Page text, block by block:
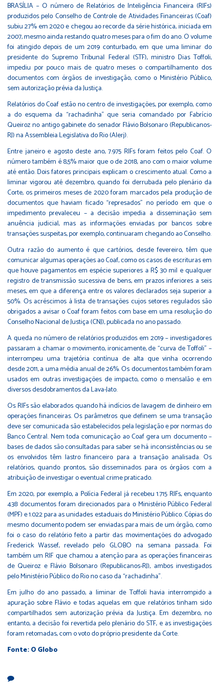
BRASÍLIA – O número de Relatórios de Inteligência Financeira (RIFs)
produzidos pelo Conselho de Controle de Atividades Financeiras (Coaf)
subiu 27% em 2020 e chegou ao recorde da série histórica, iniciada em
2007, mesmo ainda restando quatro meses para o fim do ano. O volume
foi atingido depois de um 2019 conturbado, em que uma liminar do
presidente do Supremo Tribunal Federal (STF), ministro Dias Toffoli,
impediu por pouco mais de quatro meses o compartilhamento dos
documentos com órgãos de investigação, como o Ministério Público,
sem autorização prévia da Justiça.
Relatórios do Coaf estão no centro de investigações, por exemplo, como
a do esquema da “rachadinha” que seria comandado por Fabrício
Queiroz no antigo gabinete do senador Flávio Bolsonaro (Republicanos-
RJ) na Assembleia Legislativa do Rio (Alerj).
Entre janeiro e agosto deste ano, 7.975 RIFs foram feitos pelo Coaf. O
número também é 8,5% maior que o de 2018, ano com o maior volume
até então. Dois fatores principais explicam o crescimento atual. Como a
liminar vigorou até dezembro, quando foi derrubada pelo plenário da
Corte, os primeiros meses de 2020 foram marcados pela produção de
documentos que haviam ficado “represados” no período em que o
impedimento prevaleceu – a decisão impedia a disseminação sem
anuência judicial, mas as informações enviadas por bancos sobre
transações suspeitas, por exemplo, continuaram chegando ao Conselho.
Outra razão do aumento é que cartórios, desde fevereiro, têm que
comunicar algumas operações ao Coaf, como os casos de escrituras em
que houve pagamentos em espécie superiores a R$ 30 mil e qualquer
registro de transmissão sucessiva de bens, em prazos inferiores a seis
meses, em que a diferença entre os valores declarados seja superior a
50%. Os acréscimos à lista de transações cujos setores regulados são
obrigados a avisar o Coaf foram feitos com base em uma resolução do
Conselho Nacional de Justiça (CNJ), publicada no ano passado.
A queda no número de relatórios produzidos em 2019 – investigadores
passaram a chamar o movimento, ironicamente, de “curva de Toffoli” –
interrompeu uma trajetória contínua de alta que vinha ocorrendo
desde 2011, a uma média anual de 26%. Os documentos também foram
usados em outras investigações de impacto, como o mensalão e em
diversos desdobramentos da Lava-Jato.
Os RIFs são elaborados quando há indícios de lavagem de dinheiro em
operações financeiras. Os parâmetros que definem se uma transação
deve ser comunicada são estabelecidos pela legislação e por normas do
Banco Central. Nem toda comunicação ao Coaf gera um documento –
bases de dados são consultadas para saber se há inconsistências ou se
os envolvidos têm lastro financeiro para a transação analisada. Os
relatórios, quando prontos, são disseminados para os órgãos com a
atribuição de investigar o eventual crime praticado.
Em 2020, por exemplo, a Polícia Federal já recebeu 1.715 RIFs, enquanto
438 documentos foram direcionados para o Ministério Público Federal
(MPF) e 1.022 para as unidades estaduais do Ministério Público. Cópias do
mesmo documento podem ser enviadas para mais de um órgão, como
foi o caso do relatório feito a partir das movimentações do advogado
Frederick Wassef, revelado pelo GLOBO na semana passada. Foi
também um RIF que chamou a atenção para as operações financeiras
de Queiroz e Flávio Bolsonaro (Republicanos-RJ), ambos investigados
pelo Ministério Público do Rio no caso da “rachadinha”.
Em julho do ano passado, a liminar de Toffoli havia interrompido a
apuração sobre Flávio e todas aquelas em que relatórios tinham sido
compartilhados sem autorização prévia da Justiça. Em dezembro, no
entanto, a decisão foi revertida pelo plenário do STF, e as investigações
foram retomadas, com o voto do próprio presidente da Corte.
Fonte: O Globo